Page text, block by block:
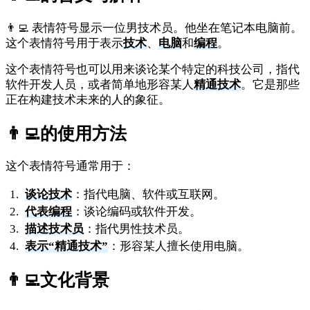
👨‍💻 表情符号显示一位男技术员。他坐在笔记本电脑前。
这个表情符号用于表示技术、 电脑和编程。
这个表情符号也可以用来谈论某个特定的科技公司，指代
软件开发人员，或者简单地形容某人精通技术。它是那些
正在构建技术未来的人的象征。
👨‍💻的使用方法
这个表情符号通常用于：
谈论技术 ：指代电脑、软件或互联网。
代表编程 ：谈论编码或软件开发。
描述技术员 ：指代男性技术员。
表示“精通技术” ：形容某人擅长使用电脑。
👨‍💻文化背景